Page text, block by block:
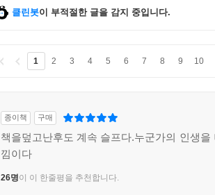
클린봇이 부적절한 글을 감지 중입니다.
1 2 3 4 5 6 7 8 9 10
종이책 구매
책을덮고난후도 계속 슬프다.누군가의 인생을
낌이다
26명이 이 한줄평을 추천합니다.